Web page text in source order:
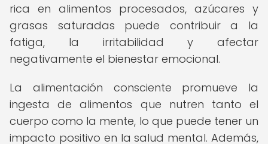
rica en alimentos procesados, azúcares y
grasas saturadas puede contribuir a la
fatiga, la irritabilidad y afectar
negativamente el bienestar emocional.
La alimentación consciente promueve la
ingesta de alimentos que nutren tanto el
cuerpo como la mente, lo que puede tener un
impacto positivo en la salud mental. Además,